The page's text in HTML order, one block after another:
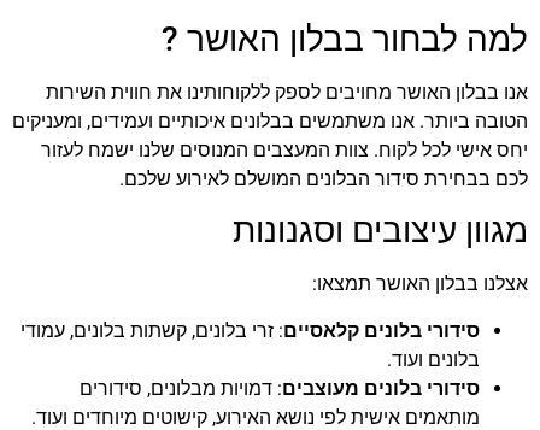
למה לבחור בבלון האושר ?
אנו בבלון האושר מחויבים לספק ללקוחותינו את חווית השירות
הטובה ביותר. אנו משתמשים בבלונים איכותיים ועמידים, ומעניקים
יחס אישי לכל לקוח. צוות המעצבים המנוסים שלנו ישמח לעזור
לכם בבחירת סידור הבלונים המושלם לאירוע שלכם.
מגוון עיצובים וסגנונות
אצלנו בבלון האושר תמצאו:
סידורי בלונים קלאסיים: זרי בלונים, קשתות בלונים, עמודי
בלונים ועוד.
סידורי בלונים מעוצבים: דמויות מבלונים, סידורים
מותאמים אישית לפי נושא האירוע, קישוטים מיוחדים ועוד.